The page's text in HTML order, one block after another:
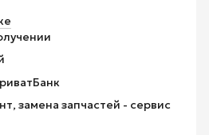
замена запчастей - сервис